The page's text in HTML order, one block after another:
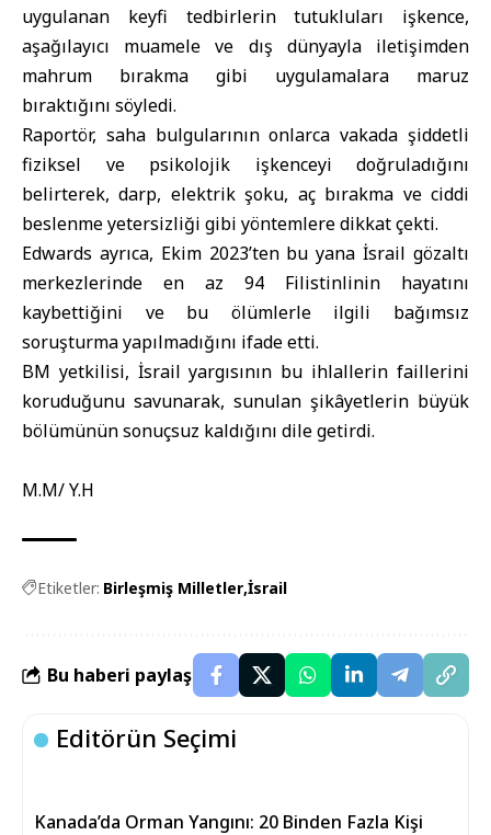
uygulanan keyfi tedbirlerin tutukluları işkence,
aşağılayıcı muamele ve dış dünyayla iletişimden
mahrum bırakma gibi uygulamalara maruz
bıraktığını söyledi.
Raportör, saha bulgularının onlarca vakada şiddetli
fiziksel ve psikolojik işkenceyi doğruladığını
belirterek, darp, elektrik şoku, aç bırakma ve ciddi
beslenme yetersizliği gibi yöntemlere dikkat çekti.
Edwards ayrıca, Ekim 2023’ten bu yana İsrail gözaltı
merkezlerinde en az 94 Filistinlinin hayatını
kaybettiğini ve bu ölümlerle ilgili bağımsız
soruşturma yapılmadığını ifade etti.
BM yetkilisi, İsrail yargısının bu ihlallerin faillerini
koruduğunu savunarak, sunulan şikâyetlerin büyük
bölümünün sonuçsuz kaldığını dile getirdi.
M.M/ Y.H
Etiketler: Birleşmiş Milletler İsrail
Bu haberi paylaş
Editörün Seçimi
Kanada’da Orman Yangını: 20 Binden Fazla Kişi